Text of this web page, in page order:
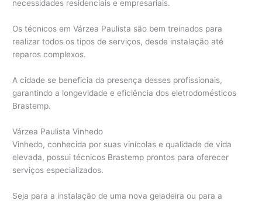
necessidades residenciais e empresariais.
Os técnicos em Várzea Paulista são bem treinados para
realizar todos os tipos de serviços, desde instalação até
reparos complexos.
A cidade se beneficia da presença desses profissionais,
garantindo a longevidade e eficiência dos eletrodomésticos
Brastemp.
Várzea Paulista Vinhedo
Vinhedo, conhecida por suas vinícolas e qualidade de vida
elevada, possui técnicos Brastemp prontos para oferecer
serviços especializados.
Seja para a instalação de uma nova geladeira ou para a